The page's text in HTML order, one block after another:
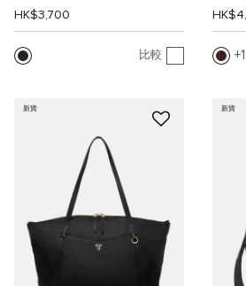
HK$3,700
比較 1
新貨 新貨